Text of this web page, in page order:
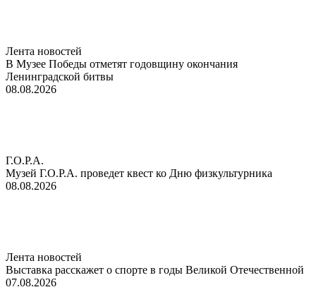
Лента новостей
В Музее Победы отметят годовщину окончания
Ленинградской битвы
08.08.2026
Г.О.Р.А.
Музей Г.О.Р.А. проведет квест ко Дню физкультурника
08.08.2026
Лента новостей
Выставка расскажет о спорте в годы Великой Отечественной
07.08.2026